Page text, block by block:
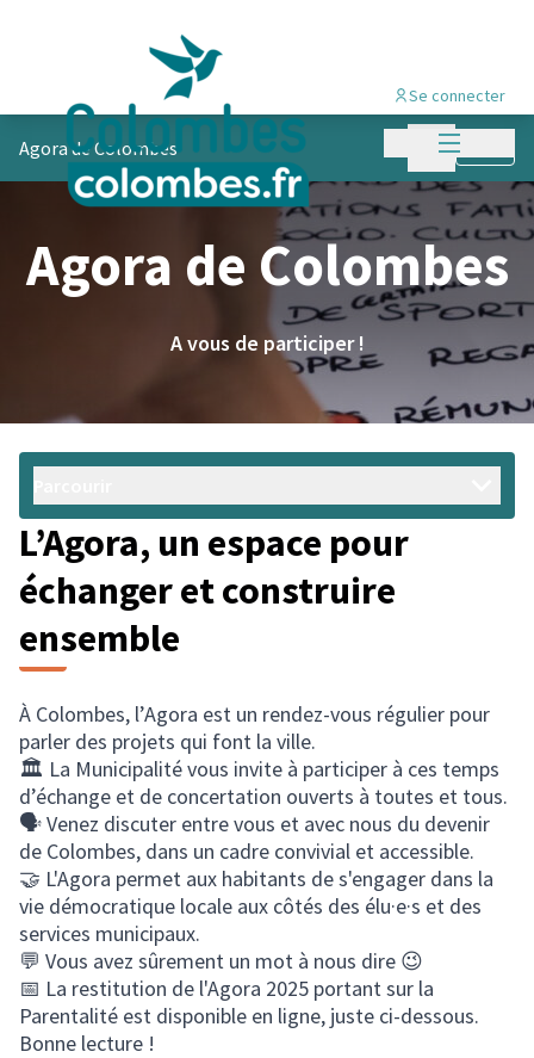
Menu
Se connecter
Agora de Colombes Menu Suivre
Agora de Colombes
A vous de participer !
L’Agora, un espace pour
échanger et construire
ensemble
À Colombes, l’Agora est un rendez-vous régulier pour
parler des projets qui font la ville.
🏛️ La Municipalité vous invite à participer à ces temps
d’échange et de concertation ouverts à toutes et tous.
🗣️ Venez discuter entre vous et avec nous du devenir
de Colombes, dans un cadre convivial et accessible.
🤝 L'Agora permet aux habitants de s'engager dans la
vie démocratique locale aux côtés des élu·e·s et des
services municipaux.
💬 Vous avez sûrement un mot à nous dire 😉
📅 La restitution de l'Agora 2025 portant sur la
Parentalité est disponible en ligne, juste ci-dessous.
Bonne lecture !